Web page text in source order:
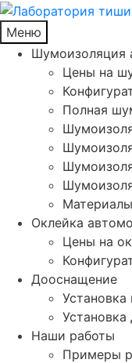
Меню
Шумоизоляция
Цены на
Полная
Оклейка
Цены на
Дооснащение
Наши работы
Примеры